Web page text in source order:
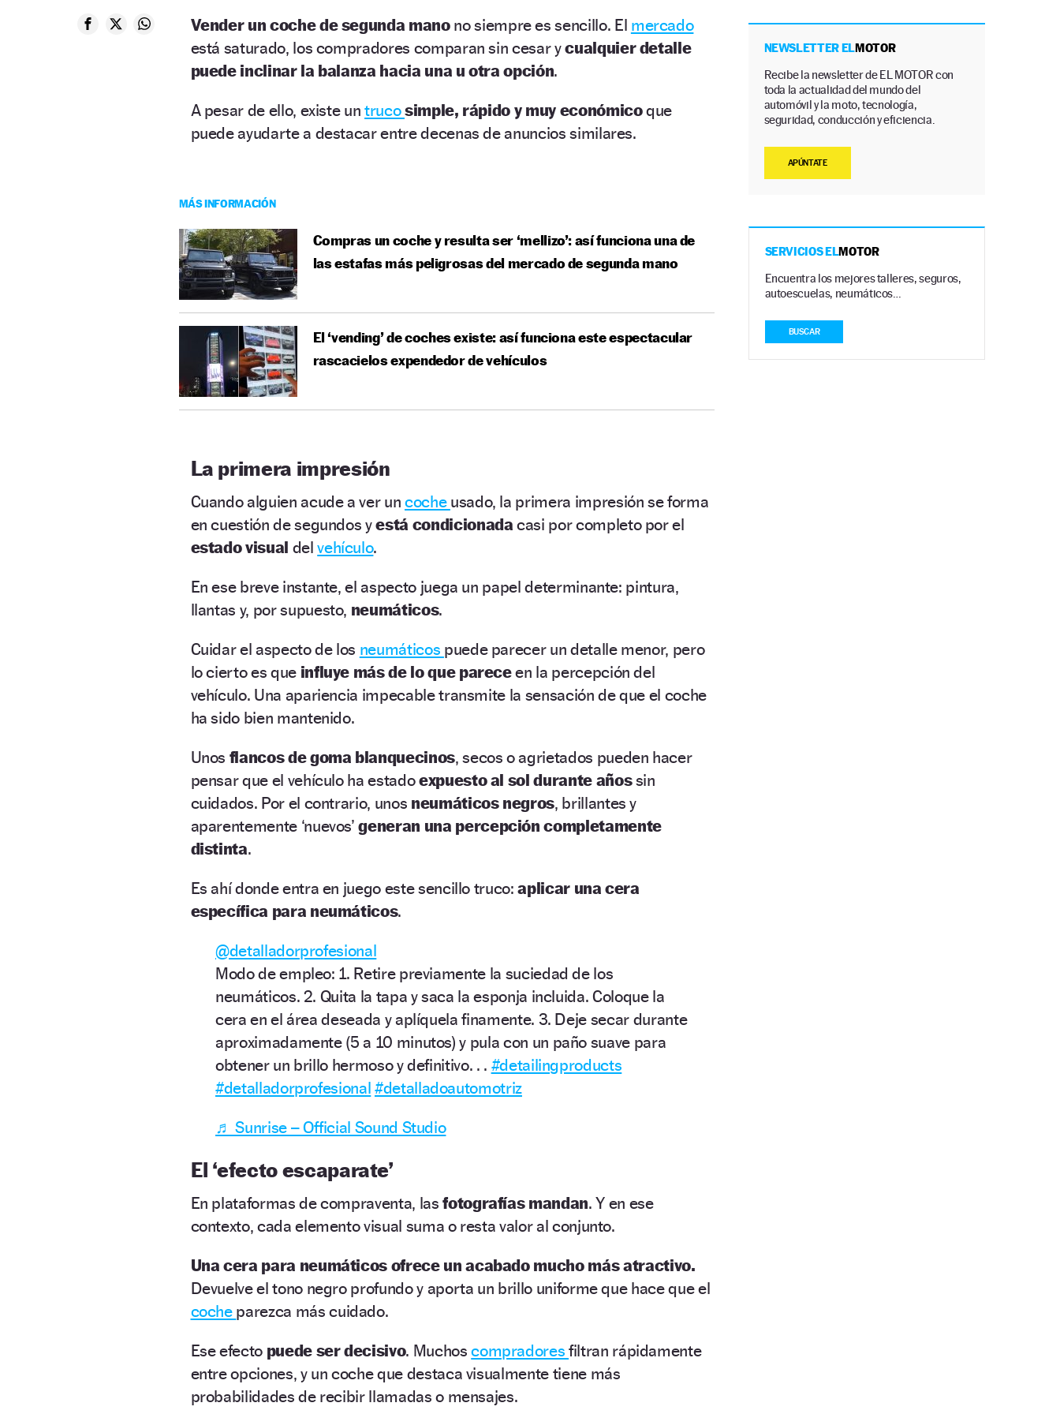
Vender un coche de segunda manono siempre es sencillo. El mercado
está saturado, los compradores comparan sin cesar ycualquier detalle
puede inclinar la balanza hacia una u otra opción.
A pesar de ello, existe untrucosimple, rápido y muy económicoque
puede ayudarte a destacar entre decenas de anuncios similares.
MÁS INFORMACIÓN
Compras un coche y resulta ser ‘mellizo’: así funciona una de
las estafas más peligrosas del mercado de segunda mano
El ‘vending’ de coches existe: así funciona este espectacular
rascacielos expendedor de vehículos
La primera impresión
Cuando alguien acude a ver un coche usado, la primera impresión se forma
en cuestión de segundos yestá condicionadacasi por completo por el
estado visual delvehículo.
En ese breve instante, el aspecto juega un papel determinante: pintura,
llantas y, por supuesto, neumáticos.
Cuidar el aspecto de los neumáticos puede parecer un detalle menor, pero
lo cierto es que influye más de lo que pareceen la percepción del
vehículo. Una apariencia impecable transmite la sensación de que el coche
ha sido bien mantenido.
Unos flancos de goma blanquecinos, secos o agrietados pueden hacer
pensar que el vehículo ha estadoexpuesto al sol durante añossin
cuidados. Por el contrario, unos neumáticos negros, brillantes y
aparentemente ‘nuevos’generan una percepción completamente
distinta.
Es ahí donde entra en juego este sencillo truco:aplicar una cera
específica para neumáticos.
@detalladorprofesional
Modo de empleo: 1. Retire previamente la suciedad de los
neumáticos. 2. Quita la tapa y saca la esponja incluida. Coloque la
cera en el área deseada y aplíquela finamente. 3. Deje secar durante
aproximadamente (5 a 10 minutos) y pula con un paño suave para
obtener un brillo hermoso y definitivo. . . #detailingproducts
#detalladorprofesional #detalladoautomotriz
♬ Sunrise – Official Sound Studio
El ‘efecto escaparate’
En plataformas de compraventa, lasfotografías mandan. Y en ese
contexto, cada elemento visual suma o resta valor al conjunto.
Una cera para neumáticos ofrece un acabado mucho más atractivo.
Devuelve el tono negro profundo y aporta un brillo uniforme que hace que el
coche parezca más cuidado.
Ese efecto puede ser decisivo. Muchoscompradoresfiltran rápidamente
entre opciones, y un coche que destaca visualmente tiene más
probabilidades de recibir llamadas o mensajes.
NEWSLETTER ELMOTOR
Recibe la newsletter de EL MOTOR con
toda la actualidad del mundo del
automóvil y la moto, tecnología,
seguridad, conducción y eficiencia.
APÚNTATE
SERVICIOS ELMOTOR
Encuentra los mejores talleres, seguros,
autoescuelas, neumáticos…
BUSCAR